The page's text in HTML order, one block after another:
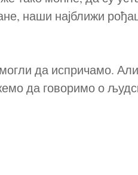
наши најближи
да испричамо.
да говоримо о